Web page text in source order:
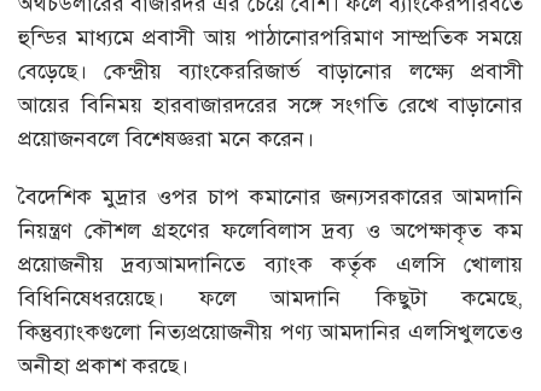
হুন্ডির মাধ্যমে প্রবাসী আয় পাঠানোরপরিমাণ সাম্প্রতিক সময়ে
বেড়েছে। কেন্দ্রীয় ব্যাংকেররিজার্ভ বাড়ানোর লক্ষ্যে প্রবাসী
আয়ের বিনিময় হারবাজারদরের সঙ্গে সংগতি রেখে বাড়ানোর
প্রয়োজনবলে বিশেষজ্ঞরা মনে করেন।
বৈদেশিক মুদ্রার ওপর চাপ কমানোর জন্যসরকারের আমদানি
নিয়ন্ত্রণ কৌশল গ্রহণের ফলেবিলাস দ্রব্য ও অপেক্ষাকৃত কম
প্রয়োজনীয় দ্রব্যআমদানিতে ব্যাংক কর্তৃক এলসি খোলায়
বিধিনিষেধরয়েছে। ফলে আমদানি কিছুটা কমেছে,
কিন্তুব্যাংকগুলো নিত্যপ্রয়োজনীয় পণ্য আমদানির এলসিখুলতেও
অনীহা প্রকাশ করছে।